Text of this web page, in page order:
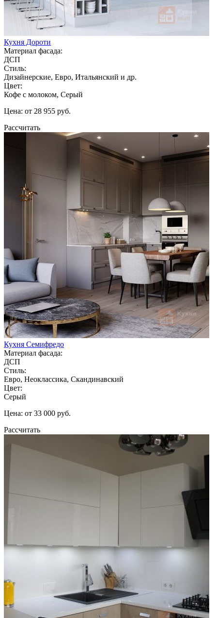
Кухня Дороти
Материал фасада:
ДСП
Стиль:
Дизайнерские, Евро, Итальянский и др.
Цвет:
Кофе с молоком, Серый
Цена: от 28 955 руб.
Рассчитать
Кухня Семифредо
Материал фасада:
ДСП
Стиль:
Евро, Неоклассика, Скандинавский
Цвет:
Серый
Цена: от 33 000 руб.
Рассчитать